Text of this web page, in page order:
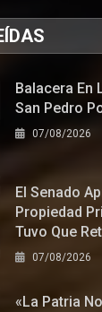
Balacera En
San Pedro
07/08/2026
El Senado
Propiedad
Tuvo Que
07/08/2026
«La Patria